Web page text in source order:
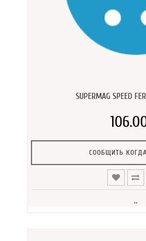
SUPERMAG SPEED
СООБЩИТЬ
..